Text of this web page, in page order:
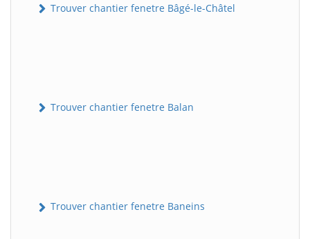
Trouver chantier fenetre Bâgé-le-Châtel
Trouver chantier fenetre Balan
Trouver chantier fenetre Baneins